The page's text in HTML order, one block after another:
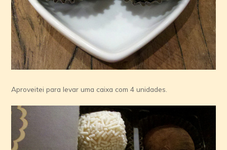
Aproveitei para levar uma caixa com 4 unidades.